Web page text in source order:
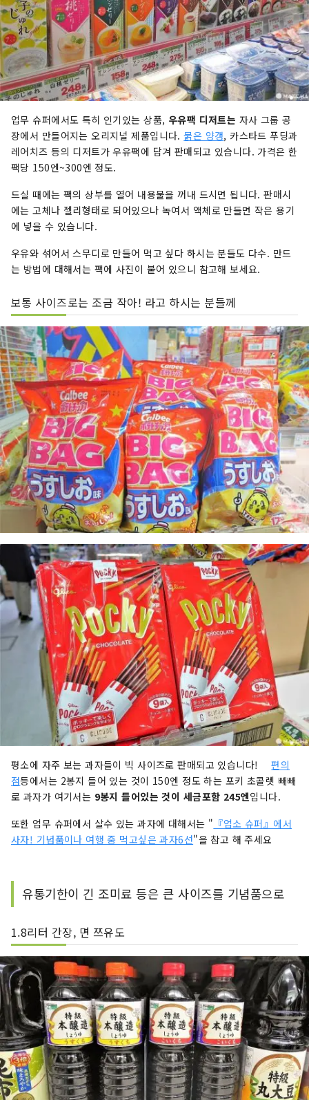
업무 슈퍼에서도 특히 인기있는 상품, 우유팩 디저트는 자사 그룹 공
장에서 만들어지는 오리지널 제품입니다.묽은 양갱, 카스타드 푸딩과
레어치즈 등의 디저트가 우유팩에 담겨 판매되고 있습니다. 가격은 한
팩당 150엔~300엔 정도.
드실 때에는 팩의 상부를 열어 내용물을 꺼내 드시면 됩니다. 판매시
에는 고체나 젤리형태로 되어있으나 녹여서 액체로 만들면 작은 용기
에 넣을 수 있습니다.
우유와 섞어서 스무디로 만들어 먹고 싶다 하시는 분들도 다수. 만드
는 방법에 대해서는 팩에 사진이 붙어 있으니 참고해 보세요.
보통 사이즈로는 조금 작아! 라고 하시는 분들께
평소에 자주 보는 과자들이 빅 사이즈로 판매되고 있습니다!편의
점등에서는 2봉지 들어 있는 것이 150엔 정도 하는 포키 초콜렛 빼빼
로 과자가 여기서는 9봉지 들어있는 것이 세금포함 245엔입니다.
또한 업무 슈퍼에서 살수 있는 과자에 대해서는 " 『업소 슈퍼』에서
사자! 기념품이나 여행 중 먹고싶은 과자6선"을 참고 해 주세요
유통기한이 긴 조미료 등은 큰 사이즈를 기념품으로
1.8리터 간장, 면 쯔유도